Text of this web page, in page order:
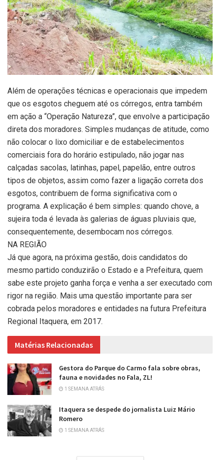
Além de operações técnicas e operacionais que impedem
que os esgotos cheguem até os córregos, entra também
em ação a “Operação Natureza”, que envolve a participação
direta dos moradores. Simples mudanças de atitude, como
não colocar o lixo domiciliar e de estabelecimentos
comerciais fora do horário estipulado, não jogar nas
calçadas sacolas, latinhas, papel, papelão, entre outros
tipos de objetos, assim como fazer a ligação correta dos
esgotos, contribuem de forma significativa com o
programa. A explicação é bem simples: quando chove, a
sujeira toda é levada às galerias de águas pluviais que,
consequentemente, desembocam nos córregos.
NA REGIÃO
Já que agora, na próxima gestão, dois candidatos do
mesmo partido conduzirão o Estado e a Prefeitura, quem
sabe este projeto ganha força e venha a ser executado com
rigor na região. Mais uma questão importante para ser
cobrada pelos moradores e entidades na futura Prefeitura
Regional Itaquera, em 2017.
Matérias Relacionadas
Gestora do Parque do Carmo fala sobre obras,
fauna e novidades no Fala, ZL!
1 SEMANA ATRÁS
Itaquera se despede do jornalista Luiz Mário
Romero
1 SEMANA ATRÁS